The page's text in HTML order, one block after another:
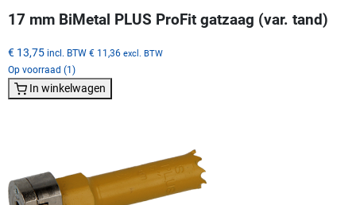
17 mm BiMetal PLUS ProFit gatzaag (var. tand)
€ 13,75 incl. BTW € 11,36 excl. BTW
Op voorraad (1)
In winkelwagen